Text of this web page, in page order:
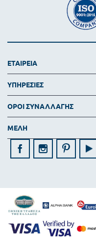
ΕΤΑΙΡΕΙΑ
ΥΠΗΡΕΣΙΕΣ
ΟΡΟΙ ΣΥΝΑΛΛΑΓΗΣ
ΜΕΛΗ